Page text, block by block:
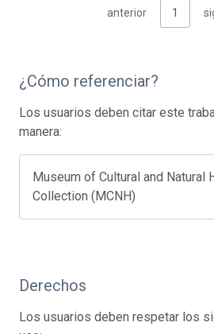
anterior 1
¿Cómo referenciar?
Los usuarios deben citar este
manera:
Museum of Cultural and Natural
Collection (MCNH)
Derechos
Los usuarios deben respetar los